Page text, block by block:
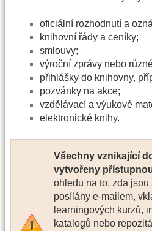
oficiální rozhodnutí a
knihovní řády a ceníky;
smlouvy;
výroční zprávy nebo
přihlášky do knihovny,
pozvánky na akce;
vzdělávací a výukové
elektronické knihy.
Všechny vznikající
vytvořeny
ohledu na to, zda
posílány e-mailem,
learningových kurzů,
katalogů nebo